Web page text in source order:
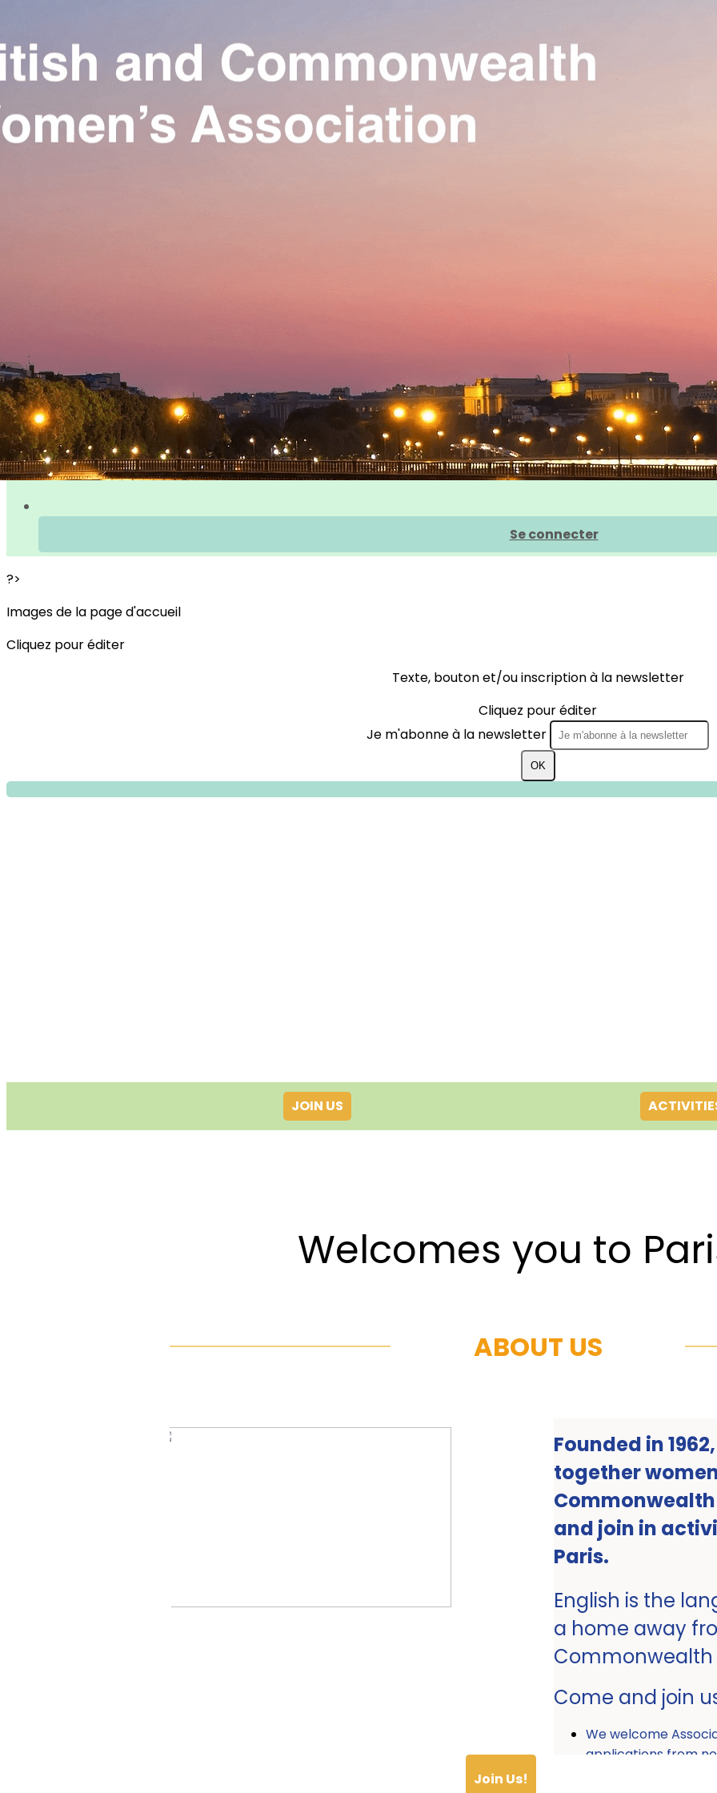
Exporter uniquement les colonnes affichées
Ajoutez un logo, un bouton, des réseaux sociaux
Se connecter
?>
Images de la page d'accueil
Cliquez pour éditer
Texte, bouton et/ou inscription à la newsletter
Cliquez pour éditer
Je m'abonne à la newsletter
OK
JOIN US
Welcomes you to
ABOUT US
Founded in
together
and join in
Paris.
English is the
a home away
Come and join
We welcome
applications from
Join Us!